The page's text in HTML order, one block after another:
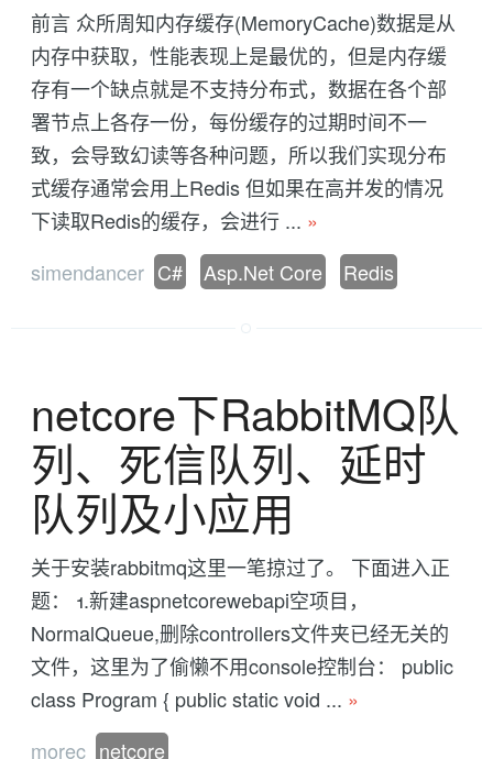
前言 众所周知内存缓存(MemoryCache)数据是从
内存中获取，性能表现上是最优的，但是内存缓
存有一个缺点就是不支持分布式，数据在各个部
署节点上各存一份，每份缓存的过期时间不一
致，会导致幻读等各种问题，所以我们实现分布
式缓存通常会用上Redis 但如果在高并发的情况
下读取Redis的缓存，会进行 ... »
simendancer C# Asp.Net Core Redis
netcore下RabbitMQ队
列、死信队列、延时
队列及小应用
关于安装rabbitmq这里一笔掠过了。 下面进入正
题： 1.新建aspnetcorewebapi空项目，
NormalQueue,删除controllers文件夹已经无关的
文件，这里为了偷懒不用console控制台： public
class Program { public static void ... »
morec netcore